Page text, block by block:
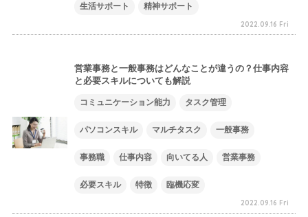
生活サポート 精神サポート
2022.09.16 Fri
営業事務と一般事務はどんなことが違うの？仕事内容
と必要スキルについても解説
コミュニケーション能力 タスク管理
パソコンスキル マルチタスク 一般事務
事務職 仕事内容 向いてる人 営業事務
必要スキル 特徴 臨機応変
2022.09.16 Fri